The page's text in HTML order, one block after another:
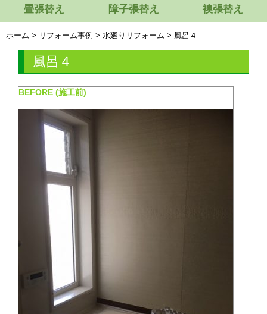
畳張替え 障子張替え 襖張替え
ホーム > リフォーム事例 > 水廻りリフォーム > 風呂４
風呂４
BEFORE (施工前)